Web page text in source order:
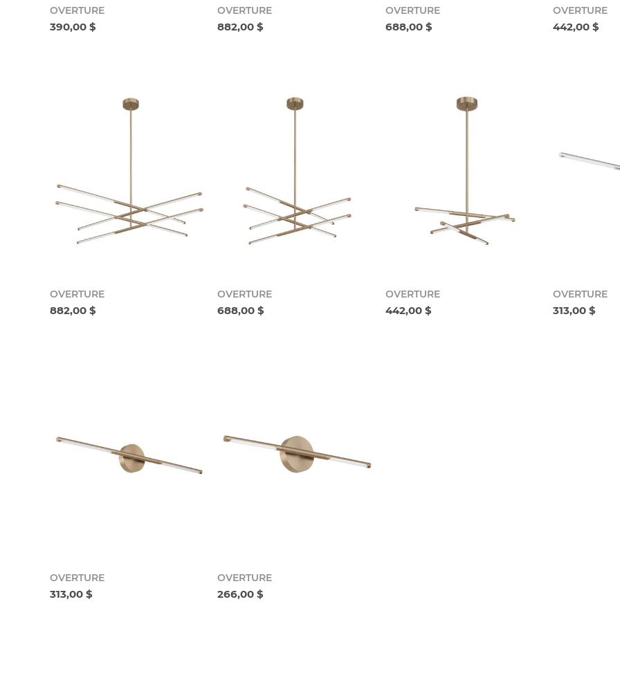
OVERTURE
390,00 $
OVERTURE
882,00 $
OVERTURE
688,00 $
OVERTURE
442,00 $
OVERTURE
882,00 $
OVERTURE
688,00 $
OVERTURE
442,00 $
OVERTURE
313,00 $
OVERTURE
313,00 $
OVERTURE
266,00 $